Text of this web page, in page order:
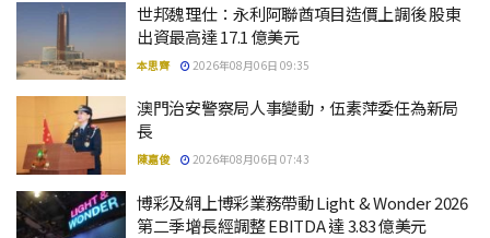
世邦魏理仕：永利阿聯酋項目造價上調後 股東
出資最高達 17.1 億美元
本思齊 2026年08月06日 09:35
澳門治安警察局人事變動，伍素萍委任為新局
長
陳嘉俊 2026年08月06日 07:43
博彩及網上博彩業務帶動 Light & Wonder 2026
第二季增長經調整 EBITDA 達 3.83 億美元